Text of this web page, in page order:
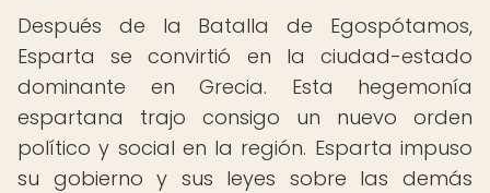
Después de la Batalla de Egospótamos,
Esparta se convirtió en la ciudad-estado
dominante en Grecia. Esta hegemonía
espartana trajo consigo un nuevo orden
político y social en la región. Esparta impuso
su gobierno y sus leyes sobre las demás